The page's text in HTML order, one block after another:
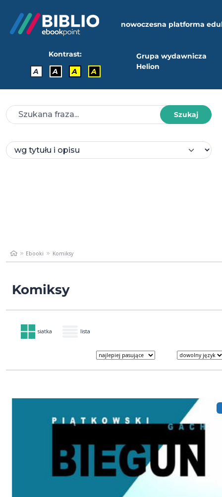
nowoczesna platforma
Kontrast:
A
A A A
Grupa wydawnicza
Helion
Szukaj
Ebooki Komiksy
Komiksy
siatka lista